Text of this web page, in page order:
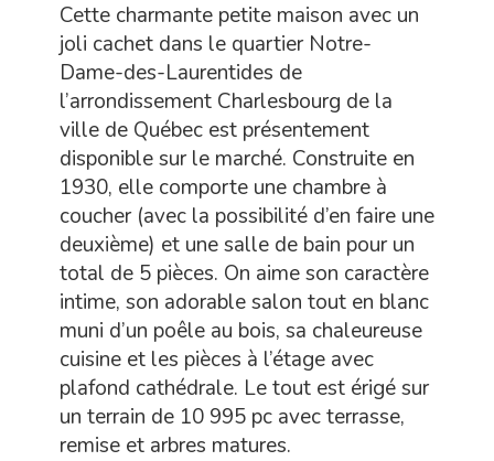
Cette charmante petite maison avec un
joli cachet dans le quartier Notre-
Dame-des-Laurentides de
l’arrondissement Charlesbourg de la
ville de Québec est présentement
disponible sur le marché. Construite en
1930, elle comporte une chambre à
coucher (avec la possibilité d’en faire une
deuxième) et une salle de bain pour un
total de 5 pièces. On aime son caractère
intime, son adorable salon tout en blanc
muni d’un poêle au bois, sa chaleureuse
cuisine et les pièces à l’étage avec
plafond cathédrale. Le tout est érigé sur
un terrain de 10 995 pc avec terrasse,
remise et arbres matures.